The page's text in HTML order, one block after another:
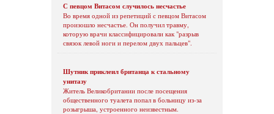
С певцом Витасом случилось несчастье
Во время одной из репетиций с певцом Витасом
произошло несчастье. Он получил травму,
которую врачи классифицировали как "разрыв
связок левой ноги и перелом двух пальцев".
Шутник приклеил британца к стальному
унитазу
Житель Великобритании после посещения
общественного туалета попал в больницу из-за
розыгрыша, устроенного неизвестным.